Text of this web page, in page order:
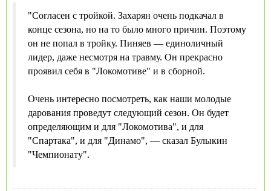
"Согласен с тройкой. Захарян очень подкачал в
конце сезона, но на то было много причин. Поэтому
он не попал в тройку. Пиняев — единоличный
лидер, даже несмотря на травму. Он прекрасно
проявил себя в "Локомотиве" и в сборной.
Очень интересно посмотреть, как наши молодые
дарования проведут следующий сезон. Он будет
определяющим и для "Локомотива", и для
"Спартака", и для "Динамо", — сказал Булыкин
"Чемпионату".